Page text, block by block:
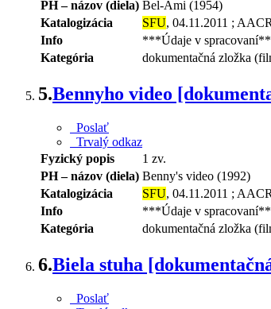
PH – názov (diela) Bel-Ami (1954)
Katalogizácia
SFU, 04.11.2011 ;
Info
***Údaje v
Kategória
dokumentačná zložka
5.Bennyho video
Poslať
Trvalý odkaz
Fyzický popis
1 zv.
PH – názov (diela) Benny's video (1992)
Katalogizácia
SFU, 04.11.2011 ;
Info
***Údaje v
Kategória
dokumentačná zložka
6.Biela stuha
Poslať